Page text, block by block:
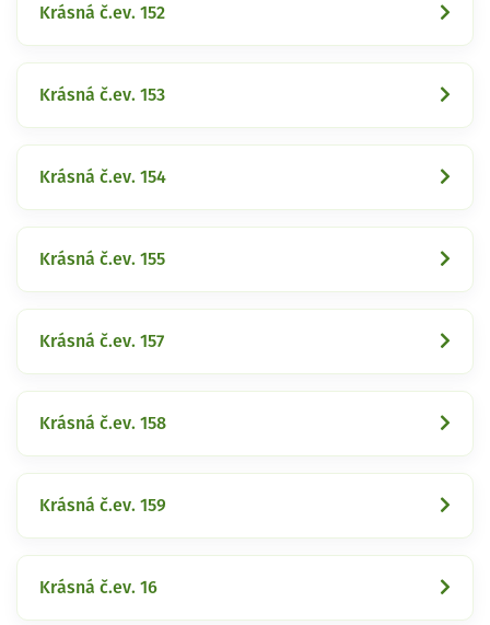
Krásná č.ev. 152
Krásná č.ev. 153
Krásná č.ev. 154
Krásná č.ev. 155
Krásná č.ev. 157
Krásná č.ev. 158
Krásná č.ev. 159
Krásná č.ev. 16